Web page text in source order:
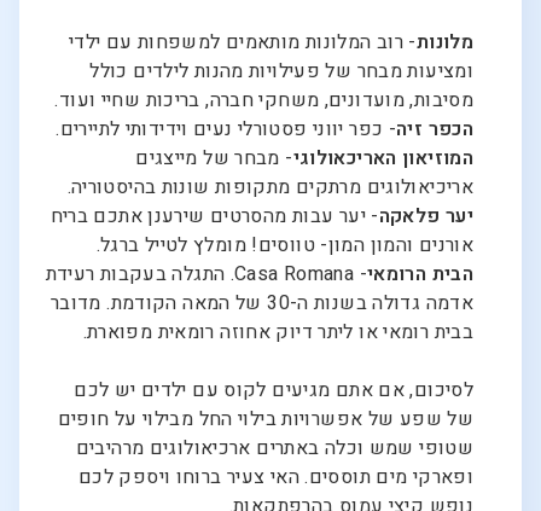
מלונות- רוב המלונות מותאמים למשפחות עם ילדי
ומציעות מבחר של פעילויות מהנות לילדים כולל
מסיבות, מועדונים, משחקי חברה, בריכות שחיי ועוד.
הכפר זיה- כפר יווני פסטורלי נעים וידידותי לתיירים.
המוזיאון האריכאולוגי- מבחר של מייצגים
אריכיאולוגים מרתקים מתקופות שונות בהיסטוריה.
יער פלאקה- יער עבות מהסרטים שירענן אתכם בריח
אורנים והמון המון- טווסים! מומלץ לטייל ברגל.
הבית הרומאי
- Casa Romana. התגלה בעקבות רעידת
אדמה גדולה בשנות ה-30 של המאה הקודמת. מדובר
בבית רומאי או ליתר דיוק אחוזה רומאית מפוארת.
לסיכום, אם אתם מגיעים לקוס עם ילדים יש לכם
של שפע של אפשרויות בילוי החל מבילוי על חופים
שטופי שמש וכלה באתרים ארכיאולוגים מרהיבים
ופארקי מים תוססים. האי צעיר ברוחו ויספק לכם